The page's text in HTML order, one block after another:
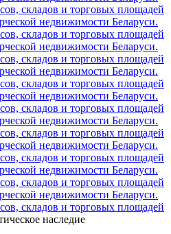
складов и торговых площадей
недвижимости Беларуси.
складов и торговых площадей
недвижимости Беларуси.
складов и торговых площадей
недвижимости Беларуси.
складов и торговых площадей
недвижимости Беларуси.
складов и торговых площадей
недвижимости Беларуси.
складов и торговых площадей
недвижимости Беларуси.
складов и торговых площадей
недвижимости Беларуси.
складов и торговых площадей
недвижимости Беларуси.
складов и торговых площадей
наследие